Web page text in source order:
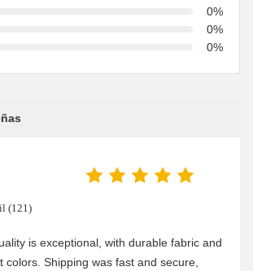
0%
0%
0%
(121)
is exceptional, with durable fabric and
colors. Shipping was fast and secure,